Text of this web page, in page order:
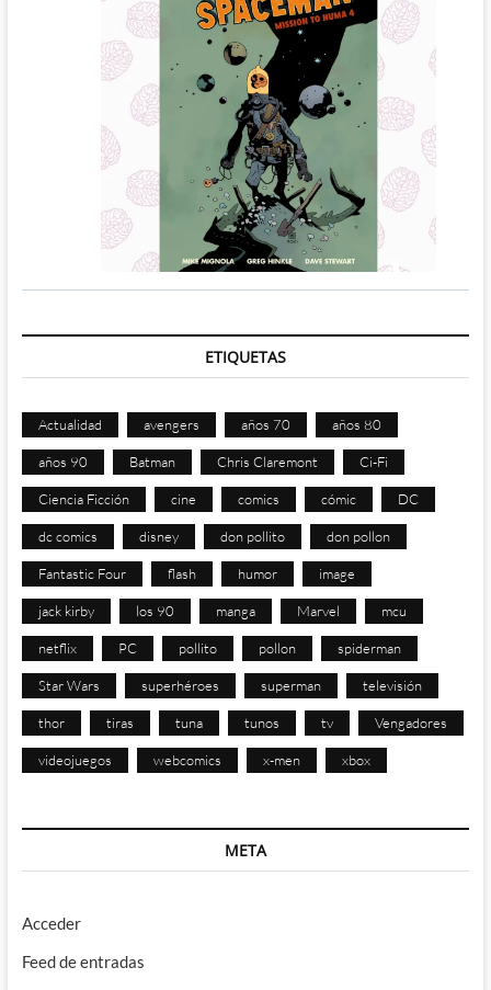
ETIQUETAS
Actualidad avengers años 70 años 80
años 90 Batman Chris Claremont Ci-Fi
Ciencia Ficción cine comics cómic DC
dc comics disney don pollito don pollon
Fantastic Four flash humor image
jack kirby los 90 manga Marvel mcu
netflix PC pollito pollon spiderman
Star Wars superhéroes superman televisión
thor tiras tuna tunos tv Vengadores
videojuegos webcomics x-men xbox
META
Acceder
Feed de entradas